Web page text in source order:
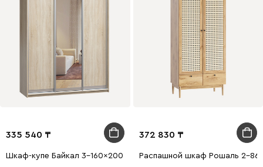
335 540
Шкаф-купе Байкал 3-160x200 Дуб Сонома 1 зеркало
372 830
Распашной шкаф Рошаль 2-